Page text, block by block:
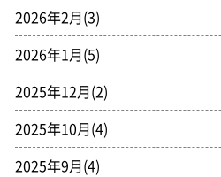
2026年2月(3)
2026年1月(5)
2025年12月(2)
2025年10月(4)
2025年9月(4)